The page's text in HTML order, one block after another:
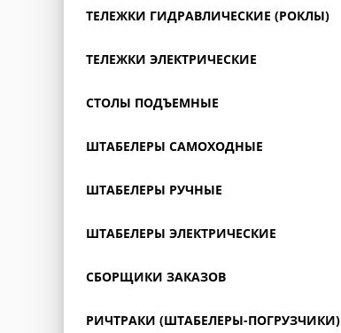
ТЕЛЕЖКИ ГИДРАВЛИЧЕСКИЕ (РОКЛЫ)
ТЕЛЕЖКИ ЭЛЕКТРИЧЕСКИЕ
СТОЛЫ ПОДЪЕМНЫЕ
ШТАБЕЛЕРЫ САМОХОДНЫЕ
ШТАБЕЛЕРЫ РУЧНЫЕ
ШТАБЕЛЕРЫ ЭЛЕКТРИЧЕСКИЕ
СБОРЩИКИ ЗАКАЗОВ
РИЧТРАКИ (ШТАБЕЛЕРЫ-ПОГРУЗЧИКИ)